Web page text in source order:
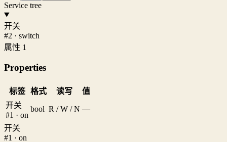
Service tree
开关
#2 · switch
属性 1
Properties
标签 格式 读写
值
开关
#1 · on
bool R / W / N —
开关
#1 · on